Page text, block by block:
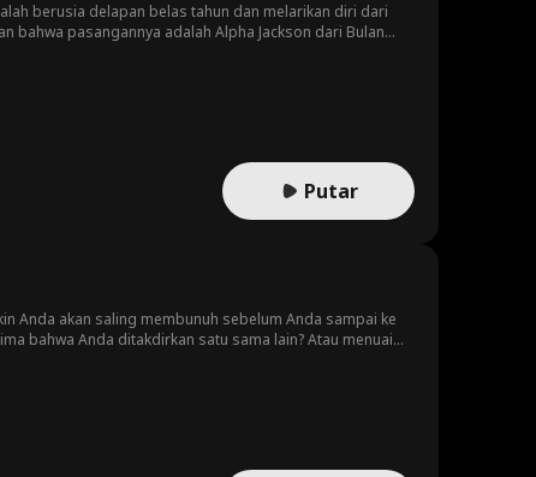
berusia delapan belas tahun dan melarikan diri dari
bahwa pasangannya adalah Alpha Jackson dari Bulan
Putar
Anda akan saling membunuh sebelum Anda sampai ke
bahwa Anda ditakdirkan satu sama lain? Atau menuai